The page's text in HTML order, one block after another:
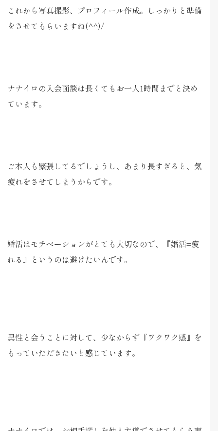
これから写真撮影、プロフィール作成。しっかりと準備
をさせてもらいますね(^^)/
ナナイロの入会面談は長くてもお一人1時間までと決め
ています。
ご本人も緊張してるでしょうし、あまり長すぎると、気
疲れをさせてしまうからです。
婚活はモチベーションがとても大切なので、『婚活=疲
れる』というのは避けたいんです。
異性と会うことに対して、少なからず『ワクワク感』を
もっていただきたいと感じています。